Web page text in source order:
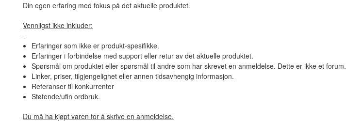
Din egen erfaring med fokus på det aktuelle produktet.
Vennligst ikke inkluder:
Erfaringer som ikke er produkt-spesifikke.
Erfaringer i forbindelse med support eller retur av det aktuelle produktet.
Spørsmål om produktet eller spørsmål til andre som har skrevet en anmeldelse. Dette er ikke et forum.
Linker, priser, tilgjengelighet eller annen tidsavhengig informasjon.
Referanser til konkurrenter
Støtende/ufin ordbruk.
Du må ha kjøpt varen for å skrive en anmeldelse.